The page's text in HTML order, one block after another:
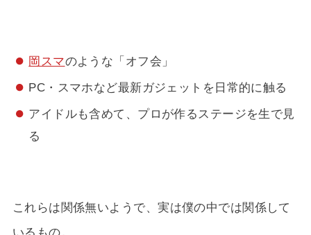
岡スマのような「オフ会」
PC・スマホなど最新ガジェットを日常的に触る
アイドルも含めて、プロが作るステージを生で見
る
これらは関係無いようで、実は僕の中では関係して